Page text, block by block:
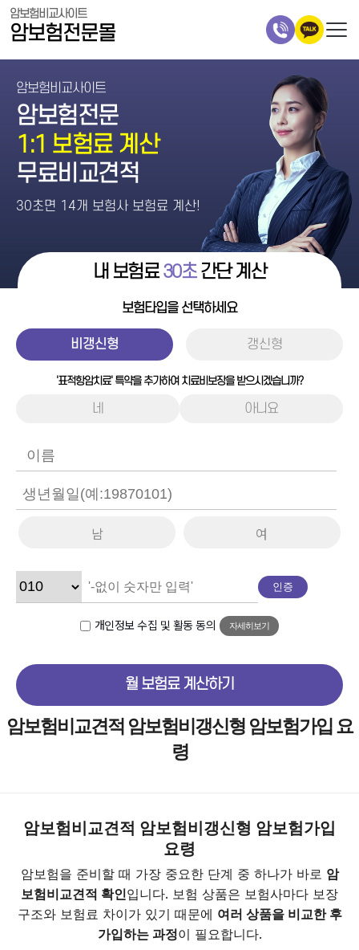
암보험비교사이트
암보험전문몰
암보험비교사이트
암보험전문
1:1 보험료 계산
무료비교견적
30초면 14개 보험사 보험료 계산!
내 보험료30초간단 계산
보험타입을 선택하세요
비갱신형 갱신형
'표적항암치료' 특약을 추가하여 치료비보장을 받으시겠습니까?
네 아니요
남 여
인증
개인정보 수집 및 활동 동의 자세히보기
월 보험료 계산하기
암보험비교견적 암보험비갱신형 암보험가입 요
령
암보험비교견적 암보험비갱신형 암보험가입
요령
암보험을 준비할 때 가장 중요한 단계 중 하나가 바로 암
보험비교견적 확인입니다. 보험 상품은 보험사마다 보장
구조와 보험료 차이가 있기 때문에 여러 상품을 비교한 후
가입하는 과정이 필요합니다.